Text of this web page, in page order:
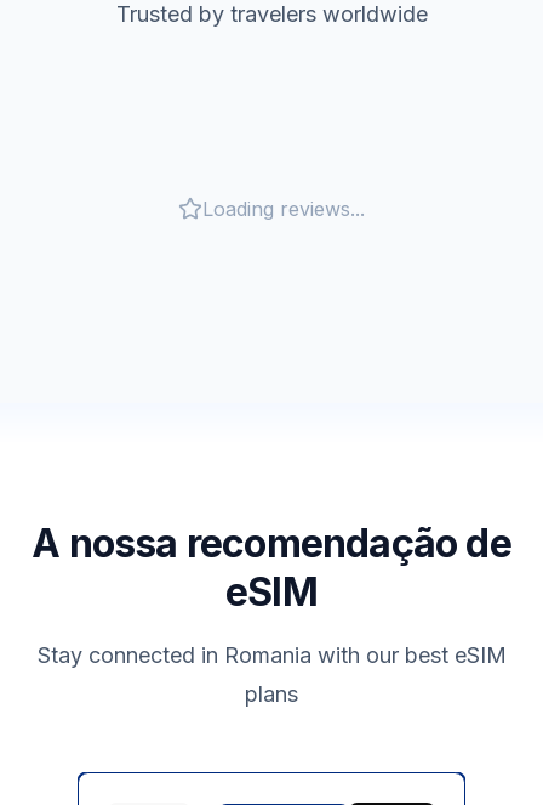
Trusted by travelers worldwide
Loading reviews...
A nossa recomendação de
eSIM
Stay connected in Romania with our best eSIM
plans